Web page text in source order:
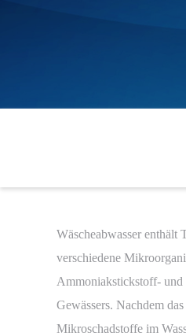
Wäscheabwasser
verschiedene
Ammoniakstickstoff- und
Gewässers. Nachdem
Mikroschadstoffe im